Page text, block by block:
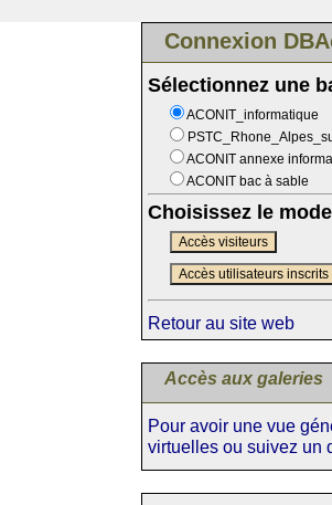
Connexion
Sélectionnez une
ACONIT_informatique
ACONIT annexe
ACONIT bac à sable
Choisissez le
Accès visiteurs
Accès utilisateurs inscrits
Retour au site web
Accès aux galeries
Pour avoir une vue
virtuelles ou suivez un